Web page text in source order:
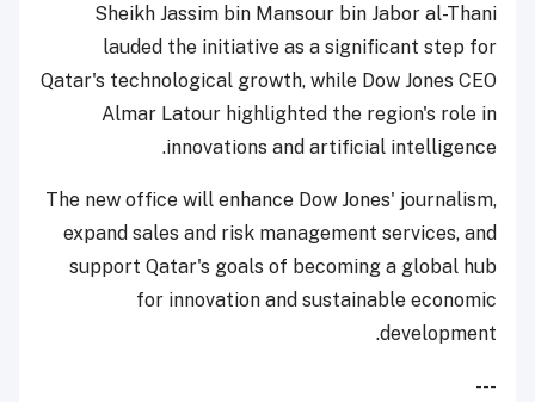
Sheikh Jassim bin Mansour bin Jabor al-Thani
lauded the initiative as a significant step for
Qatar's technological growth, while Dow Jones CEO
Almar Latour highlighted the region's role in
innovations and artificial intelligence.
The new office will enhance Dow Jones' journalism,
expand sales and risk management services, and
support Qatar's goals of becoming a global hub
for innovation and sustainable economic
development.
---